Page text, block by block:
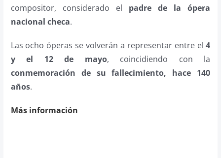
compositor, considerado el padre de la ópera
nacional checa.
Las ocho óperas se volverán a representar entre el4
y el 12 de mayo, coincidiendo con la
conmemoración de su fallecimiento, hace 140
años.
Más información